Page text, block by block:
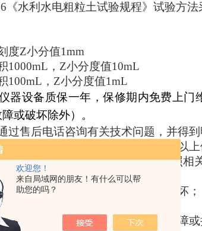
欢迎您！
来自局域网的朋友！有什么可以帮
助您的吗？
《水利水电粗粒土试验规程》试验方
度Z小分值1mm
1000mL ， Z小分度值10mL
100mL ， Z小分度值1mL
器设备质保一年，保修期内免费上
或破坏除外）。
过售后电话咨询有关技术问题，并得到
使用中出现性能故障时，本公司诺以上
规另有明确规定的，本公司将遵照相
，以下情况将实行有偿维修服务；
或不可抗拒的自然现象而发生的损坏；
不当而造成的故障或损坏；
品的改造、分解、组装而发生的故障或